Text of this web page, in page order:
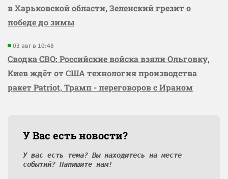
в Харьковской области, Зеленский грезит о
победе до зимы
03 авг в 10:48
Сводка СВО: Российские войска взяли Ольговку,
Киев ждёт от США технология производства
ракет Patriot, Трамп - переговоров с Ираном
У Вас есть новости?
У вас есть тема? Вы находитесь на месте
событий? Напишите нам!